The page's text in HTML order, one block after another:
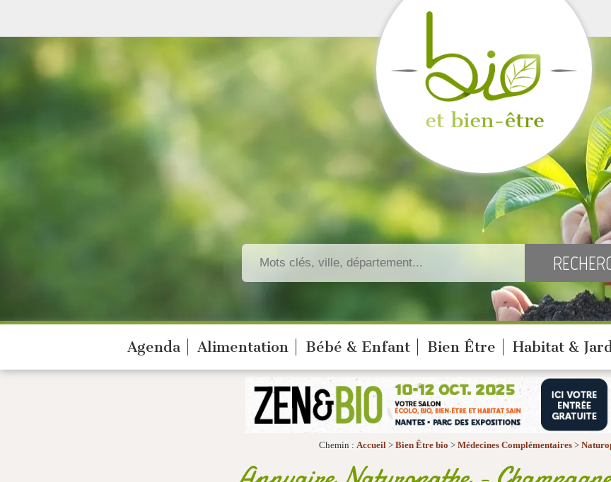
Agenda Alimentation Bébé & Enfant Bien Être Habitat &
Chemin : Accueil > Bien Être bio > Médecines Complémentaires >